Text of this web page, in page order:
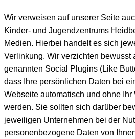
Wir verweisen auf unserer Seite
Kinder- und Jugendzentrums
Medien. Hierbei handelt es sich
Verlinkung. Wir verzichten bewusst
genannten Social Plugins (Like
dass Ihre persönlichen Daten bei
Webseite automatisch und ohne Ihr
werden. Sie sollten sich darüber
jeweiligen Unternehmen bei der
personenbezogene Daten von